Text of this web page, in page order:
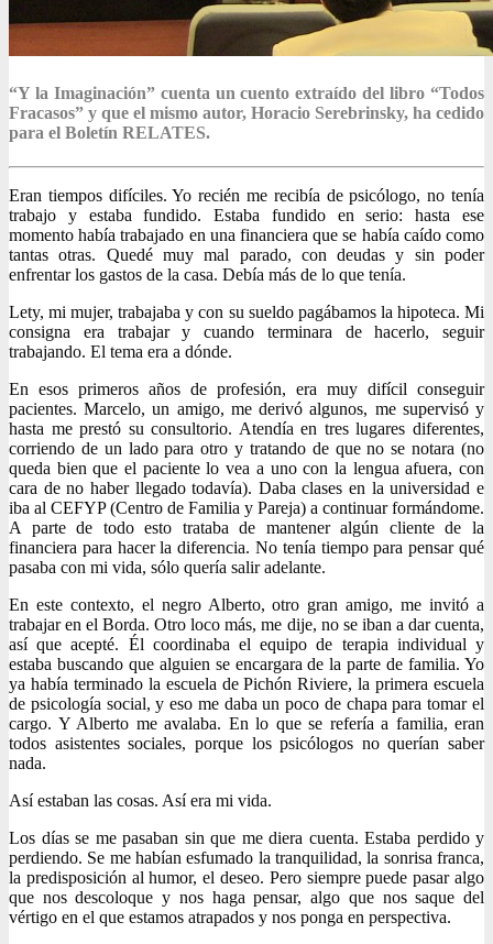
“Y la Imaginación” cuenta un cuento extraído del libro “Todos
Fracasos” y que el mismo autor, Horacio Serebrinsky, ha cedido
para el Boletín RELATES.
Eran tiempos difíciles. Yo recién me recibía de psicólogo, no tenía
trabajo y estaba fundido. Estaba fundido en serio: hasta ese
momento había trabajado en una financiera que se había caído como
tantas otras. Quedé muy mal parado, con deudas y sin poder
enfrentar los gastos de la casa. Debía más de lo que tenía.
Lety, mi mujer, trabajaba y con su sueldo pagábamos la hipoteca. Mi
consigna era trabajar y cuando terminara de hacerlo, seguir
trabajando. El tema era a dónde.
En esos primeros años de profesión, era muy difícil conseguir
pacientes. Marcelo, un amigo, me derivó algunos, me supervisó y
hasta me prestó su consultorio. Atendía en tres lugares diferentes,
corriendo de un lado para otro y tratando de que no se notara (no
queda bien que el paciente lo vea a uno con la lengua afuera, con
cara de no haber llegado todavía). Daba clases en la universidad e
iba al CEFYP (Centro de Familia y Pareja) a continuar formándome.
A parte de todo esto trataba de mantener algún cliente de la
financiera para hacer la diferencia. No tenía tiempo para pensar qué
pasaba con mi vida, sólo quería salir adelante.
En este contexto, el negro Alberto, otro gran amigo, me invitó a
trabajar en el Borda. Otro loco más, me dije, no se iban a dar cuenta,
así que acepté. Él coordinaba el equipo de terapia individual y
estaba buscando que alguien se encargara de la parte de familia. Yo
ya había terminado la escuela de Pichón Riviere, la primera escuela
de psicología social, y eso me daba un poco de chapa para tomar el
cargo. Y Alberto me avalaba. En lo que se refería a familia, eran
todos asistentes sociales, porque los psicólogos no querían saber
nada.
Así estaban las cosas. Así era mi vida.
Los días se me pasaban sin que me diera cuenta. Estaba perdido y
perdiendo. Se me habían esfumado la tranquilidad, la sonrisa franca,
la predisposición al humor, el deseo. Pero siempre puede pasar algo
que nos descoloque y nos haga pensar, algo que nos saque del
vértigo en el que estamos atrapados y nos ponga en perspectiva.